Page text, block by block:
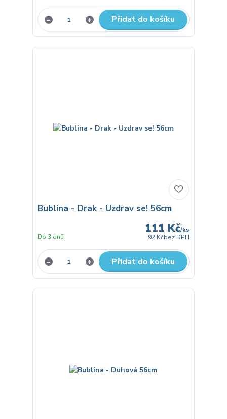
Přidat do košíku
Bublina - Drak - Uzdrav se! 56cm
111 Kč/ks
92 Kčbez DPH
Do 3 dnů
Přidat do košíku